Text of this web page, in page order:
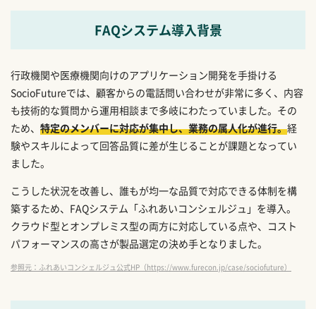
FAQシステム導入背景
行政機関や医療機関向けのアプリケーション開発を手掛ける
SocioFutureでは、顧客からの電話問い合わせが非常に多く、内容
も技術的な質問から運用相談まで多岐にわたっていました。その
ため、 特定のメンバーに対応が集中し、業務の属人化が進行。経
験やスキルによって回答品質に差が生じることが課題となってい
ました。
こうした状況を改善し、誰もが均一な品質で対応できる体制を構
築するため、FAQシステム「ふれあいコンシェルジュ」を導入。
クラウド型とオンプレミス型の両方に対応している点や、コスト
パフォーマンスの高さが製品選定の決め手となりました。
参照元：ふれあいコンシェルジュ公式HP（https://www.furecon.jp/case/sociofuture）